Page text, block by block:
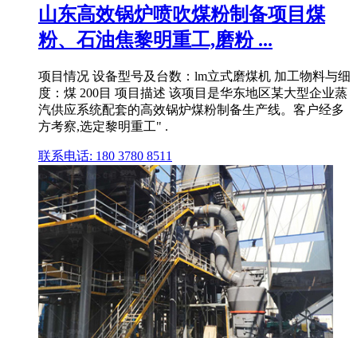
山东高效锅炉喷吹煤粉制备项目煤
粉、石油焦黎明重工,磨粉 ...
项目情况 设备型号及台数：lm立式磨煤机 加工物料与细
度：煤 200目 项目描述 该项目是华东地区某大型企业蒸
汽供应系统配套的高效锅炉煤粉制备生产线。客户经多
方考察,选定黎明重工" .
联系电话: 180 3780 8511